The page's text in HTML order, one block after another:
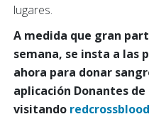
lugares.
A medida que gran
semana, se insta a las
ahora para donar
aplicación Donantes
visitando